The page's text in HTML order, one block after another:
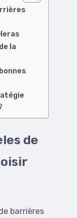
la
de
barrières